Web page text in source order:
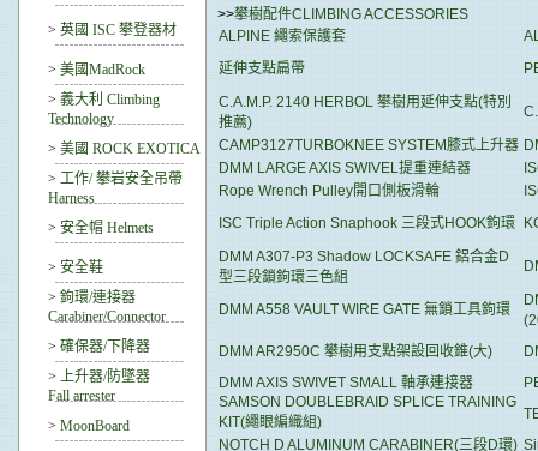
> 英國 ISC 攀登器材
> 美國MadRock
> 義大利 Climbing
Technology
> 美國 ROCK EXOTICA
> 工作/ 攀岩安全吊帶
Harness
> 安全帽 Helmets
> 安全鞋
> 鉤環/連接器
Carabiner/Connector
> 確保器/下降器
> 上升器/防墜器
Fall arrester
> MoonBoard
>>攀樹配件CLIMBING ACCESSORIES
ALPINE 繩索保護套
延伸支點扁帶
C.A.M.P. 2140 HERBOL 攀樹用延伸支點(特別
推薦)
CAMP3127TURBOKNEE SYSTEM膝式上升器
DMM LARGE AXIS SWIVEL提重連結器
Rope Wrench Pulley開口側板滑輪
ISC Triple Action Snaphook 三段式HOOK鉤環
DMM A307-P3 Shadow LOCKSAFE 鋁合金D
型三段鎖鉤環三色組
DMM A558 VAULT WIRE GATE 無鎖工具鉤環
DMM AR2950C 攀樹用支點架設回收錐(大)
DMM AXIS SWIVET SMALL 軸承連接器
SAMSON DOUBLEBRAID SPLICE TRAINING
KIT(繩眼編織組)
NOTCH D ALUMINUM CARABINER(三段D環)